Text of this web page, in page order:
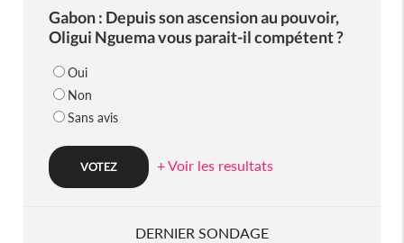
Gabon : Depuis son ascension au pouvoir,
Oligui Nguema vous parait-il compétent ?
Oui
Non
Sans avis
+ Voir les resultats
DERNIER SONDAGE